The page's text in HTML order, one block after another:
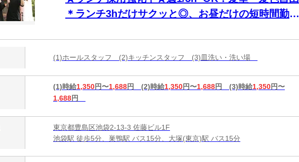
＊ランチ3hだけサクッと◎、お昼だけの短時間勤務
(1)ホールスタッフ (2)キッチンスタッフ (3)皿洗い・洗い場
(1)時給1,350円〜1,688円 (2)時給1,350円〜1,688円 (3)時給1,350円〜
1,688円
東京都豊島区池袋2-13-3 佐藤ビル1F
池袋駅 徒歩5分、巣鴨駅 バス15分、大塚(東京)駅 バス15分